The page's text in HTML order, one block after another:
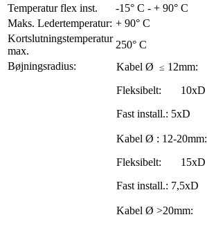
Temperatur flex inst.
-15° C - + 90° C
Maks. Ledertemperatur: + 90° C
Kortslutningstemperatur
max.
250° C
Bøjningsradius:
Kabel Ø ­ ≤ 12mm:
Fleksibelt: 10xD
Fast install.: 5xD
Kabel Ø : 12-20mm:
Fleksibelt: 15xD
Fast install.: 7,5xD
Kabel Ø >20mm: